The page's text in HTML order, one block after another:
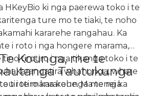
HKeyBio ki nga paerewa toko i te
ture mo te tiaki, te noho
kararehe rangahau. Ka
i roto i nga hongere marama,
tino tirotiro i nga tikanga toko i te
whanonga, whare
tirotiro kararehe. Ma tenei ka
Kounga, me te
Tautukunga
i te mana kounga me nga